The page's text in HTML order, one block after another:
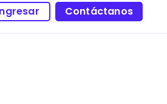
Contáctanos